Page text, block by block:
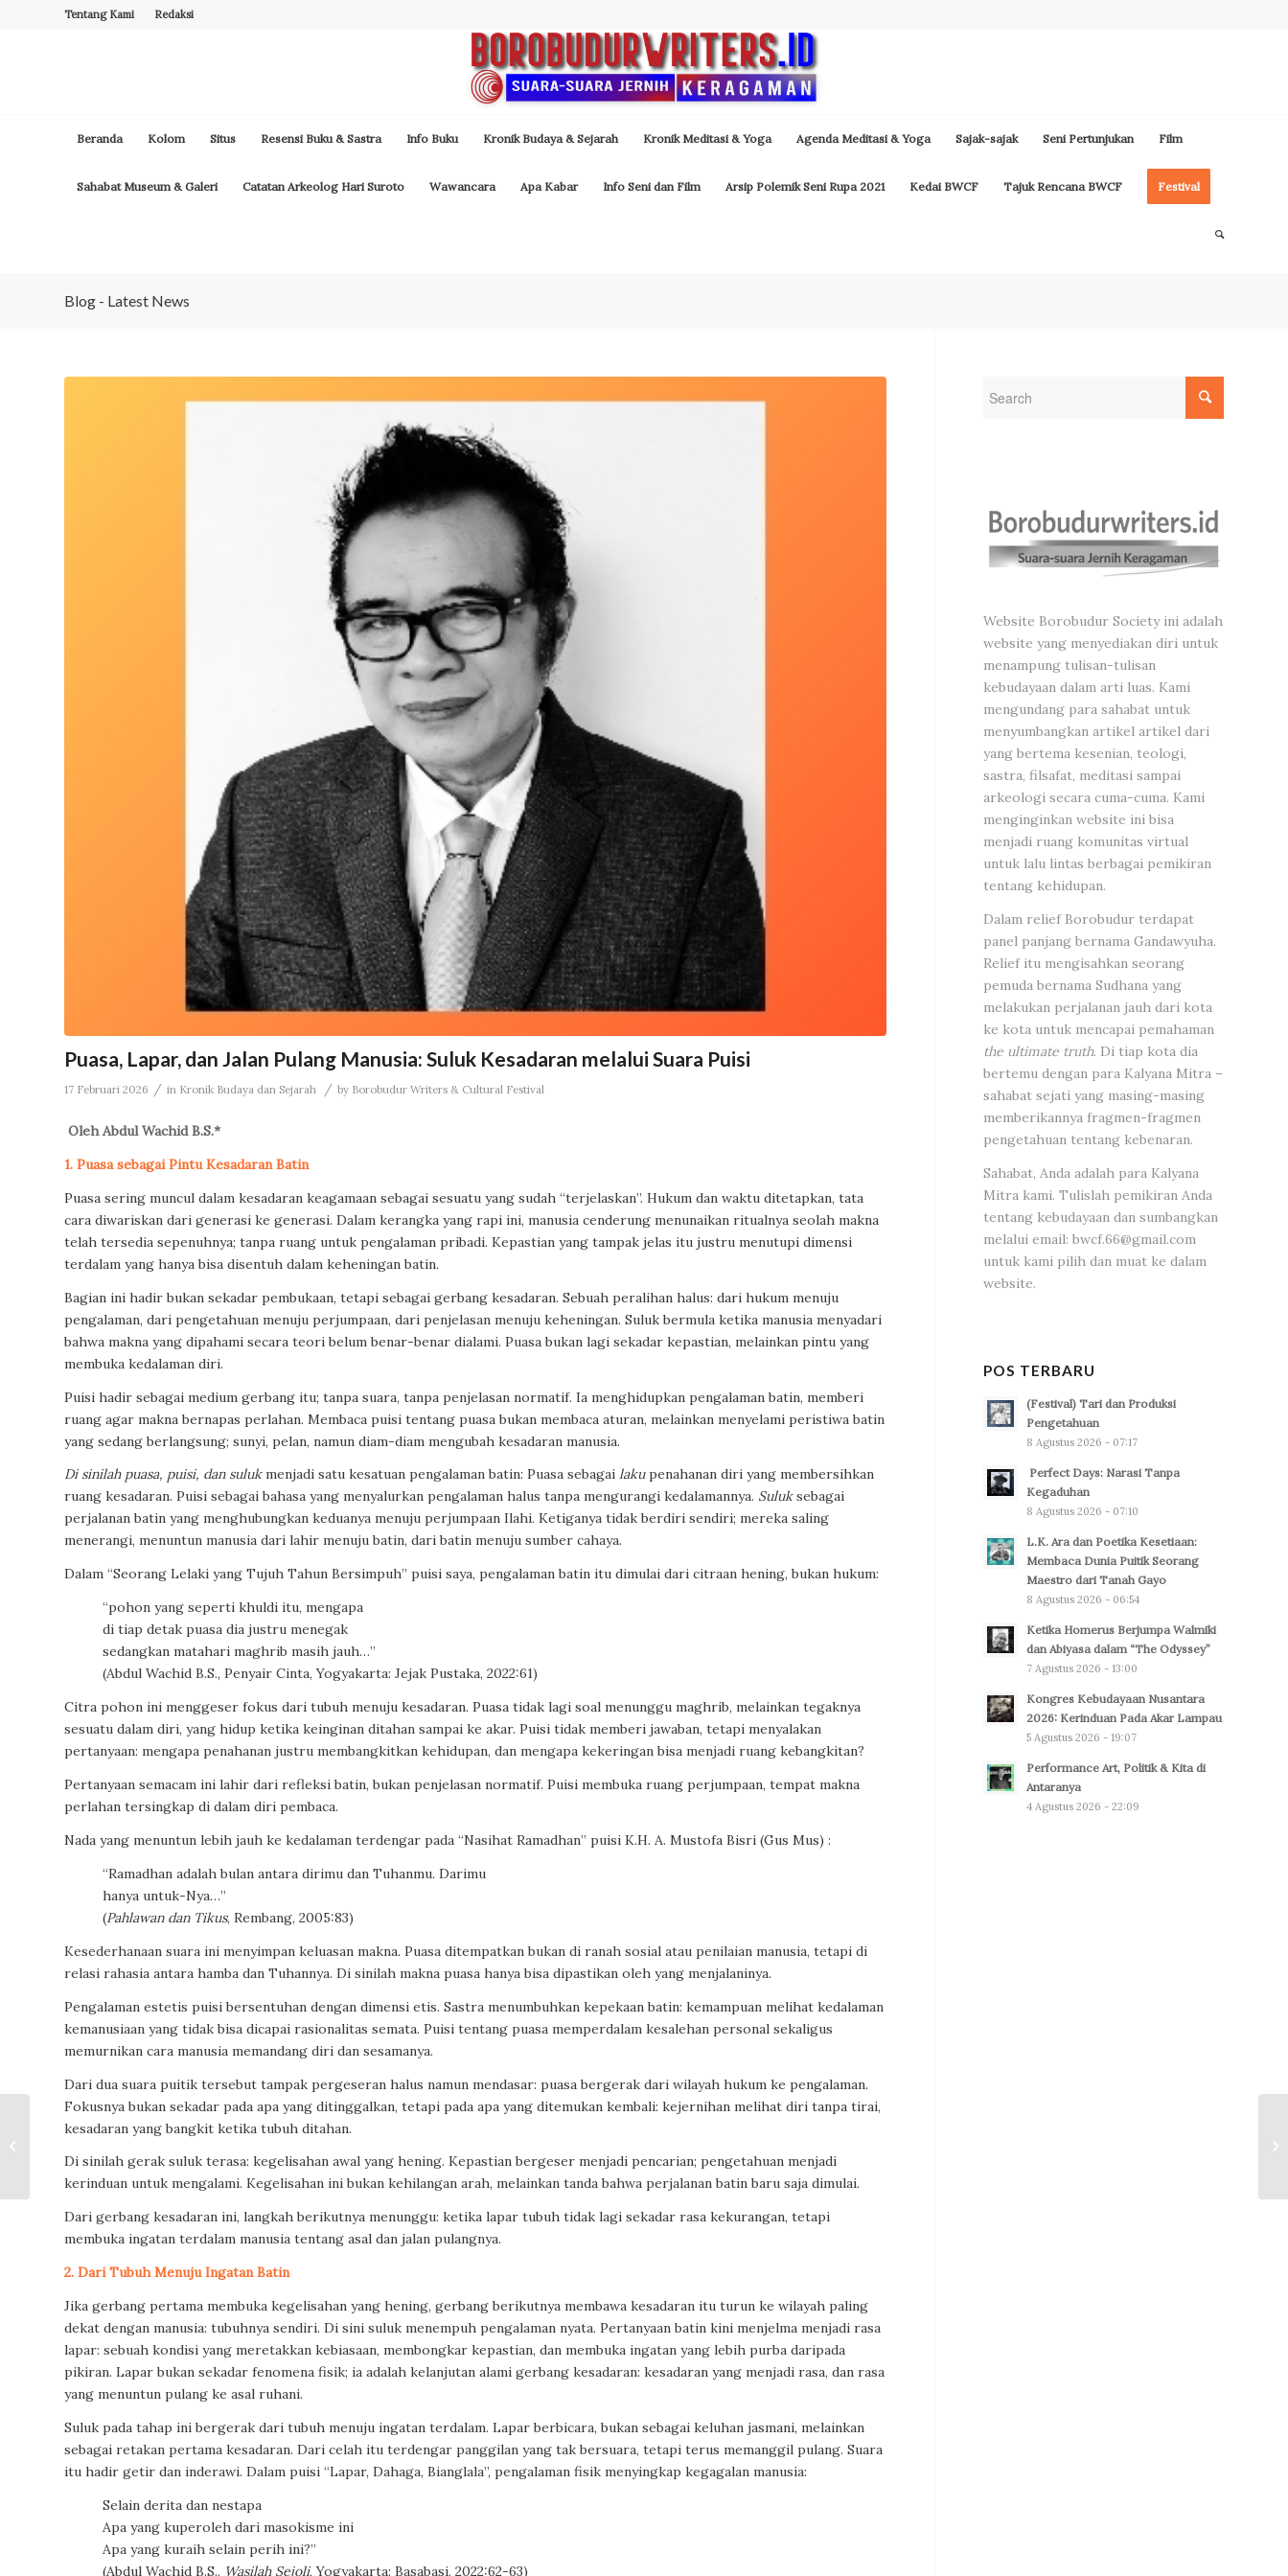
Tentang Kami Redaksi
Beranda Kolom Situs Resensi Buku & Sastra Info Buku Kronik Budaya & Sejarah Kronik Meditasi & Yoga Agenda Meditasi & Yoga Sajak-sajak Seni Pertunjukan Film
Sahabat Museum & Galeri Catatan Arkeolog Hari Suroto Wawancara Apa Kabar Info Seni dan Film Arsip Polemik Seni Rupa 2021 Kedai BWCF Tajuk Rencana BWCF Festival
Blog - Latest News
Puasa, Lapar, dan Jalan Pulang Manusia: Suluk Kesadaran melalui Suara Puisi
17 Februari 2026 / in Kronik Budaya dan Sejarah / by Borobudur Writers & Cultural Festival
Oleh Abdul Wachid B.S.*
1. Puasa sebagai Pintu Kesadaran Batin
Puasa sering muncul dalam kesadaran keagamaan sebagai sesuatu yang sudah “terjelaskan”. Hukum dan waktu ditetapkan, tata
cara diwariskan dari generasi ke generasi. Dalam kerangka yang rapi ini, manusia cenderung menunaikan ritualnya seolah makna
telah tersedia sepenuhnya; tanpa ruang untuk pengalaman pribadi. Kepastian yang tampak jelas itu justru menutupi dimensi
terdalam yang hanya bisa disentuh dalam keheningan batin.
Bagian ini hadir bukan sekadar pembukaan, tetapi sebagai gerbang kesadaran. Sebuah peralihan halus: dari hukum menuju
pengalaman, dari pengetahuan menuju perjumpaan, dari penjelasan menuju keheningan. Suluk bermula ketika manusia menyadari
bahwa makna yang dipahami secara teori belum benar-benar dialami. Puasa bukan lagi sekadar kepastian, melainkan pintu yang
membuka kedalaman diri.
Puisi hadir sebagai medium gerbang itu; tanpa suara, tanpa penjelasan normatif. Ia menghidupkan pengalaman batin, memberi
ruang agar makna bernapas perlahan. Membaca puisi tentang puasa bukan membaca aturan, melainkan menyelami peristiwa batin
yang sedang berlangsung; sunyi, pelan, namun diam-diam mengubah kesadaran manusia.
Di sinilah puasa, puisi, dan sulukmenjadi satu kesatuan pengalaman batin: Puasa sebagai lakupenahanan diri yang membersihkan
ruang kesadaran. Puisi sebagai bahasa yang menyalurkan pengalaman halus tanpa mengurangi kedalamannya. Suluksebagai
perjalanan batin yang menghubungkan keduanya menuju perjumpaan Ilahi. Ketiganya tidak berdiri sendiri; mereka saling
menerangi, menuntun manusia dari lahir menuju batin, dari batin menuju sumber cahaya.
Dalam “Seorang Lelaki yang Tujuh Tahun Bersimpuh” puisi saya, pengalaman batin itu dimulai dari citraan hening, bukan hukum:
“pohon yang seperti khuldi itu, mengapa
di tiap detak puasa dia justru menegak
sedangkan matahari maghrib masih jauh…”
(Abdul Wachid B.S., Penyair Cinta, Yogyakarta: Jejak Pustaka, 2022:61)
Citra pohon ini menggeser fokus dari tubuh menuju kesadaran. Puasa tidak lagi soal menunggu maghrib, melainkan tegaknya
sesuatu dalam diri, yang hidup ketika keinginan ditahan sampai ke akar. Puisi tidak memberi jawaban, tetapi menyalakan
pertanyaan: mengapa penahanan justru membangkitkan kehidupan, dan mengapa kekeringan bisa menjadi ruang kebangkitan?
Pertanyaan semacam ini lahir dari refleksi batin, bukan penjelasan normatif. Puisi membuka ruang perjumpaan, tempat makna
perlahan tersingkap di dalam diri pembaca.
Nada yang menuntun lebih jauh ke kedalaman terdengar pada “Nasihat Ramadhan” puisi K.H. A. Mustofa Bisri (Gus Mus) :
“Ramadhan adalah bulan antara dirimu dan Tuhanmu. Darimu
hanya untuk-Nya…”
(Pahlawan dan Tikus, Rembang, 2005:83)
Kesederhanaan suara ini menyimpan keluasan makna. Puasa ditempatkan bukan di ranah sosial atau penilaian manusia, tetapi di
relasi rahasia antara hamba dan Tuhannya. Di sinilah makna puasa hanya bisa dipastikan oleh yang menjalaninya.
Pengalaman estetis puisi bersentuhan dengan dimensi etis. Sastra menumbuhkan kepekaan batin: kemampuan melihat kedalaman
kemanusiaan yang tidak bisa dicapai rasionalitas semata. Puisi tentang puasa memperdalam kesalehan personal sekaligus
memurnikan cara manusia memandang diri dan sesamanya.
Dari dua suara puitik tersebut tampak pergeseran halus namun mendasar: puasa bergerak dari wilayah hukum ke pengalaman.
Fokusnya bukan sekadar pada apa yang ditinggalkan, tetapi pada apa yang ditemukan kembali: kejernihan melihat diri tanpa tirai,
kesadaran yang bangkit ketika tubuh ditahan.
Di sinilah gerak suluk terasa: kegelisahan awal yang hening. Kepastian bergeser menjadi pencarian; pengetahuan menjadi
kerinduan untuk mengalami. Kegelisahan ini bukan kehilangan arah, melainkan tanda bahwa perjalanan batin baru saja dimulai.
Dari gerbang kesadaran ini, langkah berikutnya menunggu: ketika lapar tubuh tidak lagi sekadar rasa kekurangan, tetapi
membuka ingatan terdalam manusia tentang asal dan jalan pulangnya.
2. Dari Tubuh Menuju Ingatan Batin
Jika gerbang pertama membuka kegelisahan yang hening, gerbang berikutnya membawa kesadaran itu turun ke wilayah paling
dekat dengan manusia: tubuhnya sendiri. Di sini suluk menempuh pengalaman nyata. Pertanyaan batin kini menjelma menjadi rasa
lapar: sebuah kondisi yang meretakkan kebiasaan, membongkar kepastian, dan membuka ingatan yang lebih purba daripada
pikiran. Lapar bukan sekadar fenomena fisik; ia adalah kelanjutan alami gerbang kesadaran: kesadaran yang menjadi rasa, dan rasa
yang menuntun pulang ke asal ruhani.
Suluk pada tahap ini bergerak dari tubuh menuju ingatan terdalam. Lapar berbicara, bukan sebagai keluhan jasmani, melainkan
sebagai retakan pertama kesadaran. Dari celah itu terdengar panggilan yang tak bersuara, tetapi terus memanggil pulang. Suara
itu hadir getir dan inderawi. Dalam puisi “Lapar, Dahaga, Bianglala”, pengalaman fisik menyingkap kegagalan manusia:
Selain derita dan nestapa
Apa yang kuperoleh dari masokisme ini
Apa yang kuraih selain perih ini?”
(Abdul Wachid B.S., Wasilah Sejoli, Yogyakarta: Basabasi, 2022:62-63)
Website Borobudur Society ini adalah
website yang menyediakan diri untuk
menampung tulisan-tulisan
kebudayaan dalam arti luas. Kami
mengundang para sahabat untuk
menyumbangkan artikel artikel dari
yang bertema kesenian, teologi,
sastra, filsafat, meditasi sampai
arkeologi secara cuma-cuma. Kami
menginginkan website ini bisa
menjadi ruang komunitas virtual
untuk lalu lintas berbagai pemikiran
tentang kehidupan.
Dalam relief Borobudur terdapat
panel panjang bernama Gandawyuha.
Relief itu mengisahkan seorang
pemuda bernama Sudhana yang
melakukan perjalanan jauh dari kota
ke kota untuk mencapai pemahaman
the ultimate truth. Di tiap kota dia
bertemu dengan para Kalyana Mitra –
sahabat sejati yang masing-masing
memberikannya fragmen-fragmen
pengetahuan tentang kebenaran.
Sahabat, Anda adalah para Kalyana
Mitra kami. Tulislah pemikiran Anda
tentang kebudayaan dan sumbangkan
melalui email: bwcf.66@gmail.com
untuk kami pilih dan muat ke dalam
website.
POS TERBARU
(Festival) Tari dan Produksi
Pengetahuan
8 Agustus 2026 - 07:17
Perfect Days: Narasi Tanpa
Kegaduhan
8 Agustus 2026 - 07:10
L.K. Ara dan Poetika Kesetiaan:
Membaca Dunia Puitik Seorang
Maestro dari Tanah Gayo
8 Agustus 2026 - 06:54
Ketika Homerus Berjumpa Walmiki
dan Abiyasa dalam “The Odyssey”
7 Agustus 2026 - 13:00
Kongres Kebudayaan Nusantara
2026: Kerinduan Pada Akar Lampau
5 Agustus 2026 - 19:07
Performance Art, Politik & Kita di
Antaranya
4 Agustus 2026 - 22:09
Antara Adat dan
Kesetaraan: Dinamika
Gender dalam Perlon
Unggahan Komunitas...